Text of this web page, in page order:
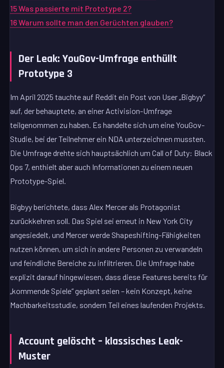
15Was passierte mit Prototype 2?
16Warum sollte man den Gerüchten glauben?
Der Leak: YouGov-Umfrage enthüllt
Prototype 3
Im April 2025 tauchte auf Reddit ein Post von User „Bigbyy“
auf, der behauptete, an einer Activision-Umfrage
teilgenommen zu haben. Es handelte sich um eine YouGov-
Studie, bei der Teilnehmer ein NDA unterzeichnen mussten.
Die Umfrage drehte sich hauptsächlich um Call of Duty: Black
Ops 7, enthielt aber auch Informationen zu einem neuen
Prototype-Spiel.
Bigbyy berichtete, dass Alex Mercer als Protagonist
zurückkehren soll. Das Spiel sei erneut in New York City
angesiedelt, und Mercer werde Shapeshifting-Fähigkeiten
nutzen können, um sich in andere Personen zu verwandeln
und feindliche Bereiche zu infiltrieren. Die Umfrage habe
explizit darauf hingewiesen, dass diese Features bereits für
„kommende Spiele“ geplant seien – kein Konzept, keine
Machbarkeitsstudie, sondern Teil eines laufenden Projekts.
Account gelöscht – klassisches Leak-
Muster